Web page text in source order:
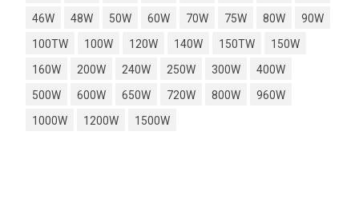
46W
48W 50W 60W 70W 75W 80W
90W
100TW
100W 120W 140W 150TW
150W
160W
200W 240W 250W 300W
400W
500W
600W 650W 720W 800W
960W
1000W
1200W 1500W